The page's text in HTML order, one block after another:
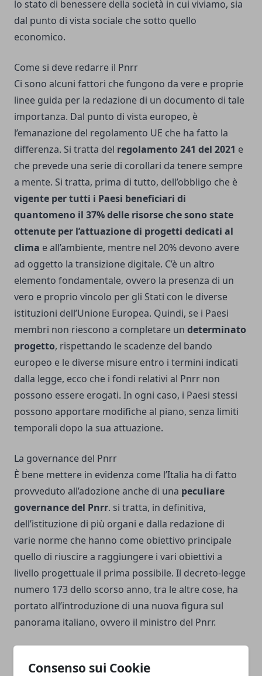
Consenso sui Cookie
lo stato di benessere della società in cui viviamo, sia
dal punto di vista sociale che sotto quello
economico.
Come si deve redarre il Pnrr
Ci sono alcuni fattori che fungono da vere e proprie
linee guida per la redazione di un documento di tale
importanza. Dal punto di vista europeo, è
l’emanazione del regolamento UE che ha fatto la
differenza. Si tratta del regolamento 241 del 2021 e
che prevede una serie di corollari da tenere sempre
a mente. Si tratta, prima di tutto, dell’obbligo che è
vigente per tutti i Paesi beneficiari di
quantomeno il 37% delle risorse che sono state
ottenute per l’attuazione di progetti dedicati al
clima e all’ambiente, mentre nel 20% devono avere
ad oggetto la transizione digitale. C’è un altro
elemento fondamentale, ovvero la presenza di un
vero e proprio vincolo per gli Stati con le diverse
istituzioni dell’Unione Europea. Quindi, se i Paesi
membri non riescono a completare un determinato
progetto, rispettando le scadenze del bando
europeo e le diverse misure entro i termini indicati
dalla legge, ecco che i fondi relativi al Pnrr non
possono essere erogati. In ogni caso, i Paesi stessi
possono apportare modifiche al piano, senza limiti
temporali dopo la sua attuazione.
La governance del Pnrr
È bene mettere in evidenza come l’Italia ha di fatto
provveduto all’adozione anche di una peculiare
governance del Pnrr. si tratta, in definitiva,
dell’istituzione di più organi e dalla redazione di
varie norme che hanno come obiettivo principale
quello di riuscire a raggiungere i vari obiettivi a
livello progettuale il prima possibile. Il decreto-legge
numero 173 dello scorso anno, tra le altre cose, ha
portato all’introduzione di una nuova figura sul
panorama italiano, ovvero il ministro del Pnrr.